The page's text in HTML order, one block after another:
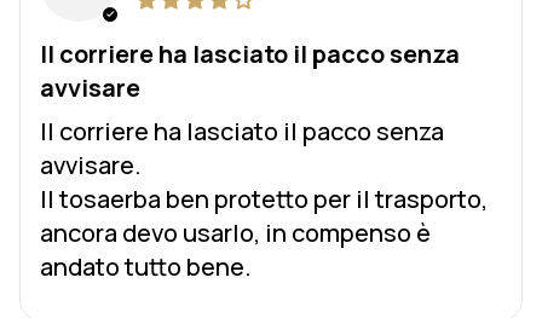
Il corriere ha lasciato il pacco senza
avvisare
Il corriere ha lasciato il pacco senza
avvisare.
Il tosaerba ben protetto per il trasporto,
ancora devo usarlo, in compenso è
andato tutto bene.